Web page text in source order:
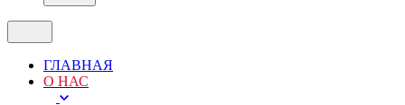
ГЛАВНАЯ
О НАС